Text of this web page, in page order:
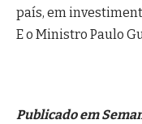
país, em
E o Ministro Paulo
Publicado em